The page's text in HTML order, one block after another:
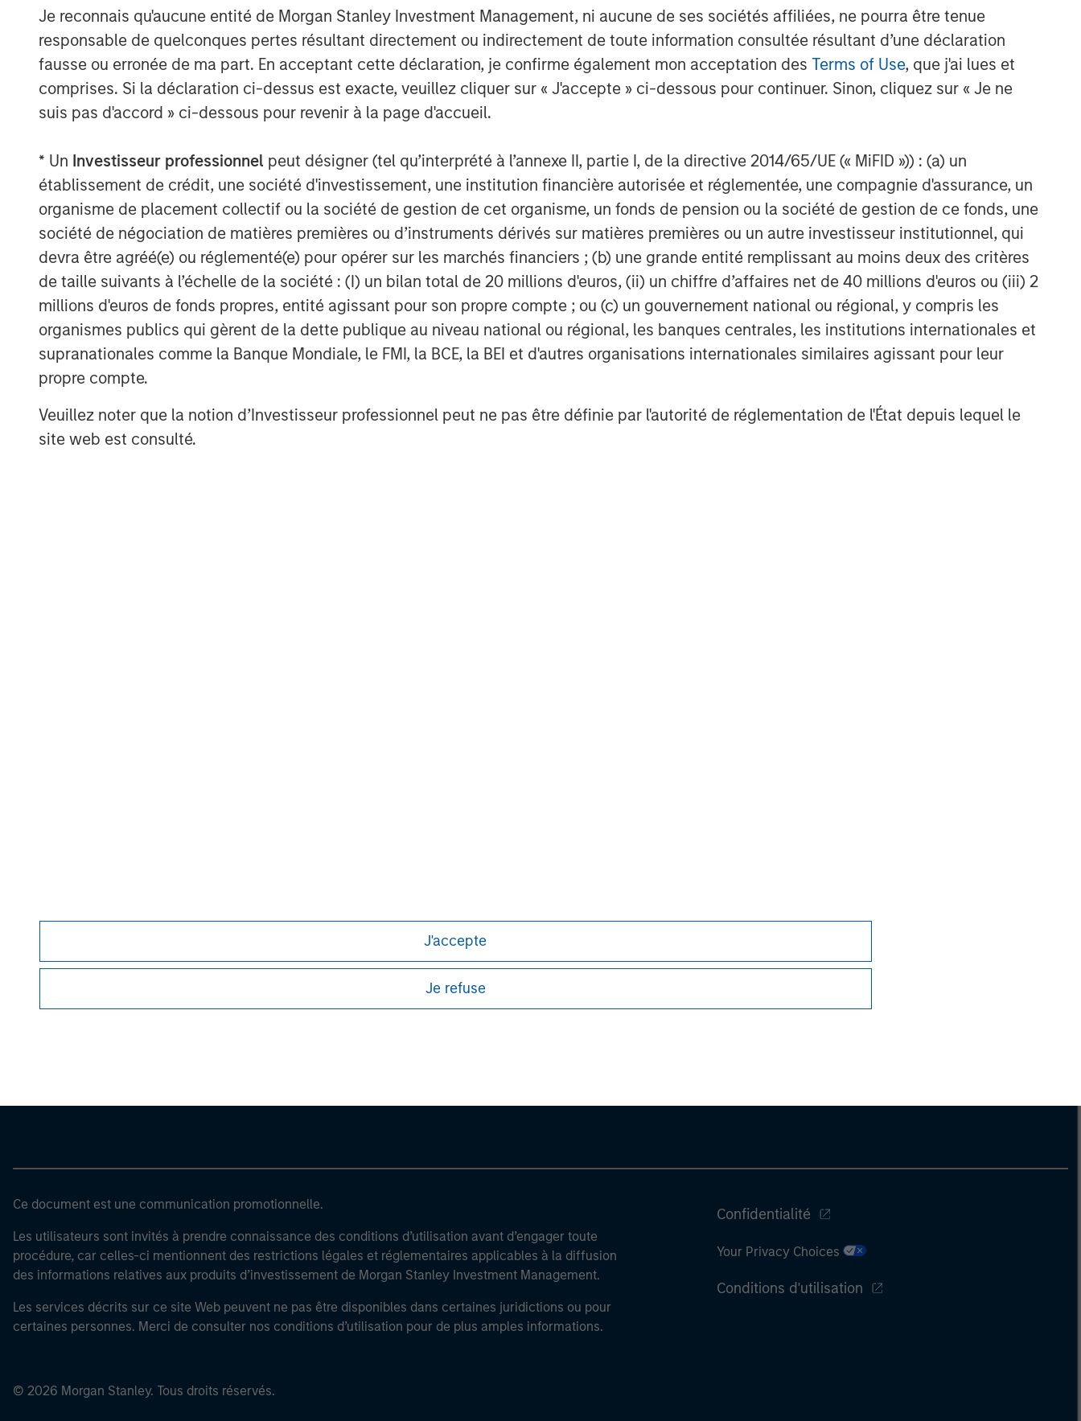
Je reconnais qu'aucune entité de Morgan Stanley Investment Management, ni aucune de ses sociétés affiliées, ne pourra être tenue
responsable de quelconques pertes résultant directement ou indirectement de toute information consultée résultant d’une déclaration
fausse ou erronée de ma part. En acceptant cette déclaration, je confirme également mon acceptation des Terms of Use, que j'ai lues et
comprises. Si la déclaration ci-dessus est exacte, veuillez cliquer sur « J'accepte » ci-dessous pour continuer. Sinon, cliquez sur « Je ne
suis pas d'accord » ci-dessous pour revenir à la page d'accueil.
* Un Investisseur professionnel peut désigner (tel qu’interprété à l’annexe II, partie I, de la directive 2014/65/UE (« MiFID »)) : (a) un
établissement de crédit, une société d'investissement, une institution financière autorisée et réglementée, une compagnie d'assurance, un
organisme de placement collectif ou la société de gestion de cet organisme, un fonds de pension ou la société de gestion de ce fonds, une
société de négociation de matières premières ou d’instruments dérivés sur matières premières ou un autre investisseur institutionnel, qui
devra être agréé(e) ou réglementé(e) pour opérer sur les marchés financiers ; (b) une grande entité remplissant au moins deux des critères
de taille suivants à l’échelle de la société : (I) un bilan total de 20 millions d'euros, (ii) un chiffre d’affaires net de 40 millions d'euros ou (iii) 2
millions d'euros de fonds propres, entité agissant pour son propre compte ; ou (c) un gouvernement national ou régional, y compris les
organismes publics qui gèrent de la dette publique au niveau national ou régional, les banques centrales, les institutions internationales et
supranationales comme la Banque Mondiale, le FMI, la BCE, la BEI et d'autres organisations internationales similaires agissant pour leur
propre compte.
Veuillez noter que la notion d’Investisseur professionnel peut ne pas être définie par l'autorité de réglementation de l'État depuis lequel le
site web est consulté.
J'accepte
Je refuse
Morgan Stanley Private Equity, part of Morgan Stanley Investment
Management's Merchant Banking Division, makes private equity and equity-
related investments on a global basis. Morgan Stanley Private Equity utilizes
Morgan Stanley's vast resources, including the Firm's global franchise and
relationships with leading corporate management teams and financial
sponsors, to source attractive opportunities for its investment funds. Morgan
Stanley Capital Partners private equity funds. To date, Morgan Stanley Private
Equity and its predecessor funds have invested nearly $6.5 billion of equity
across a broad spectrum of industries. For further information about Morgan
Stanley, please visit www.morganstanley.com/im/capitalpartners.
About Morgan Stanley
Morgan Stanley (NYSE: MS) is a leading global financial services firm providing
a wide range of investment banking, securities, investment management and
wealth management services. The Firm's employees serve clients worldwide
than 1,200 offices in 42 countries. For further information about Morgan Stanley,
please visitwww.morganstanley.com
Ce document est une communication promotionnelle.
Les utilisateurs sont invités à prendre connaissance des conditions d’utilisation avant d’engager toute
procédure, car celles-ci mentionnent des restrictions légales et réglementaires applicables à la diffusion
des informations relatives aux produits d’investissement de Morgan Stanley Investment Management.
Les services décrits sur ce site Web peuvent ne pas être disponibles dans certaines juridictions ou pour
certaines personnes. Merci de consulter nos conditions d’utilisation pour de plus amples informations.
© 2026 Morgan Stanley. Tous droits réservés.
Confidentialité
Your Privacy Choices
Conditions d'utilisation